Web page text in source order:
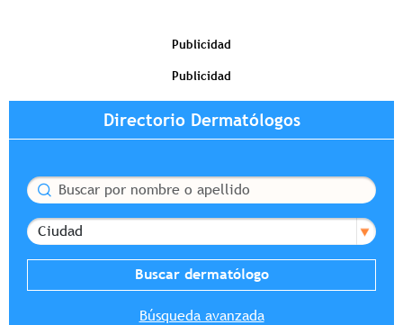
Publicidad
Publicidad
Directorio Dermatólogos
Buscar
Ciudad
Búsqueda avanzada